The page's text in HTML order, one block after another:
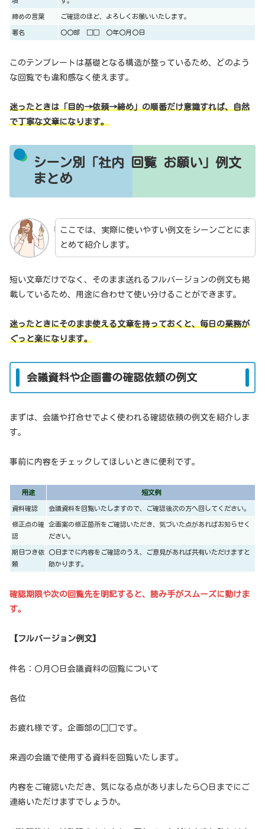
締めの言葉 ご確認のほど、よろしくお願いいたします。
署名 〇〇部 □□ 〇年〇月〇日
このテンプレートは基礎となる構造が整っているため、どのよう
な回覧でも違和感なく使えます。
迷ったときは「目的→依頼→締め」の順番だけ意識すれば、自然
で丁寧な文章になります。
シーン別「社内 回覧 お願い」例文
まとめ
ここでは、実際に使いやすい例文をシーンごとにま
とめて紹介します。
短い文章だけでなく、そのまま送れるフルバージョンの例文も掲
載しているため、用途に合わせて使い分けることができます。
迷ったときにそのまま使える文章を持っておくと、毎日の業務が
ぐっと楽になります。
会議資料や企画書の確認依頼の例文
まずは、会議や打合せでよく使われる確認依頼の例文を紹介しま
す。
事前に内容をチェックしてほしいときに便利です。
用途 短文例
資料確認 会議資料を回覧いたしますので、ご確認後次の方へ回してください。
修正点の確
認
企画案の修正箇所をご確認いただき、気づいた点があればお知らせく
ださい。
期日つき依
頼
〇日までに内容をご確認のうえ、ご意見があれば共有いただけますと
助かります。
確認期限や次の回覧先を明記すると、読み手がスムーズに動けま
す。
【フルバージョン例文】
件名：〇月〇日会議資料の回覧について
各位
お疲れ様です。企画部の□□です。
来週の会議で使用する資料を回覧いたします。
内容をご確認いただき、気になる点がありましたら〇日までにご
連絡いただけますでしょうか。